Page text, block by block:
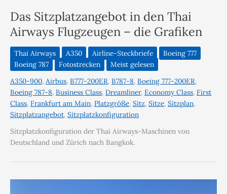
Das Sitzplatzangebot in den Thai
Airways Flugzeugen – die Grafiken
Thai Airways A350 Airline-Steckbriefe
Boeing 777
Boeing 787
Fotostrecken
Meist gelesen
A350-900, Airbus, B777-200ER, B787-8, Boeing 777-200ER,
Boeing 787-8, Business Class, Dreamliner, Economy Class, First
Class, Frankfurt am Main, Platzgröße, Sitz, Sitze, Sitzplan,
Sitzplatzangebot, Sitzplatzkonfiguration
Sitzplatzkonfiguration der Thai Airways-Maschinen von
Deutschland und Zürich nach Bangkok.